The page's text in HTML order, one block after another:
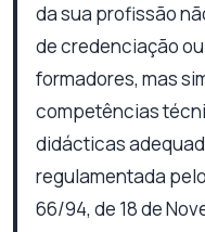
da sua profissão
de credenciação
formadores, mas
competências
didácticas
regulamentada
66/94, de 18 de